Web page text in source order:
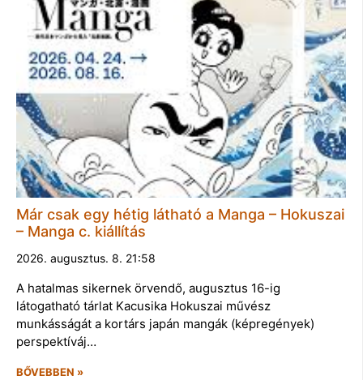
Már csak egy hétig látható a Manga – Hokuszai
– Manga c. kiállítás
2026. augusztus. 8. 21:58
A hatalmas sikernek örvendő, augusztus 16-ig
látogatható tárlat Kacusika Hokuszai művész
munkásságát a kortárs japán mangák (képregények)
perspektíváj…
BŐVEBBEN »